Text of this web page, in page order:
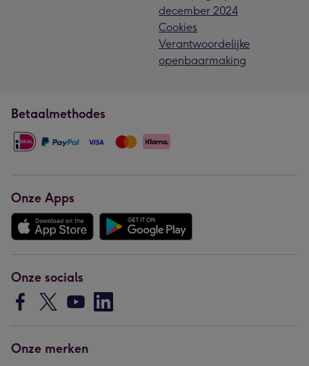
december 2024
Cookies
Verantwoordelijke
openbaarmaking
Betaalmethodes
Onze Apps
Onze socials
Onze merken